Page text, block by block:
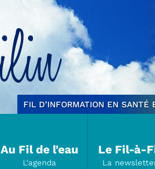
FIL D’INFORMATION EN SANTÉ
Au Fil de l'eau Le Fil-à-